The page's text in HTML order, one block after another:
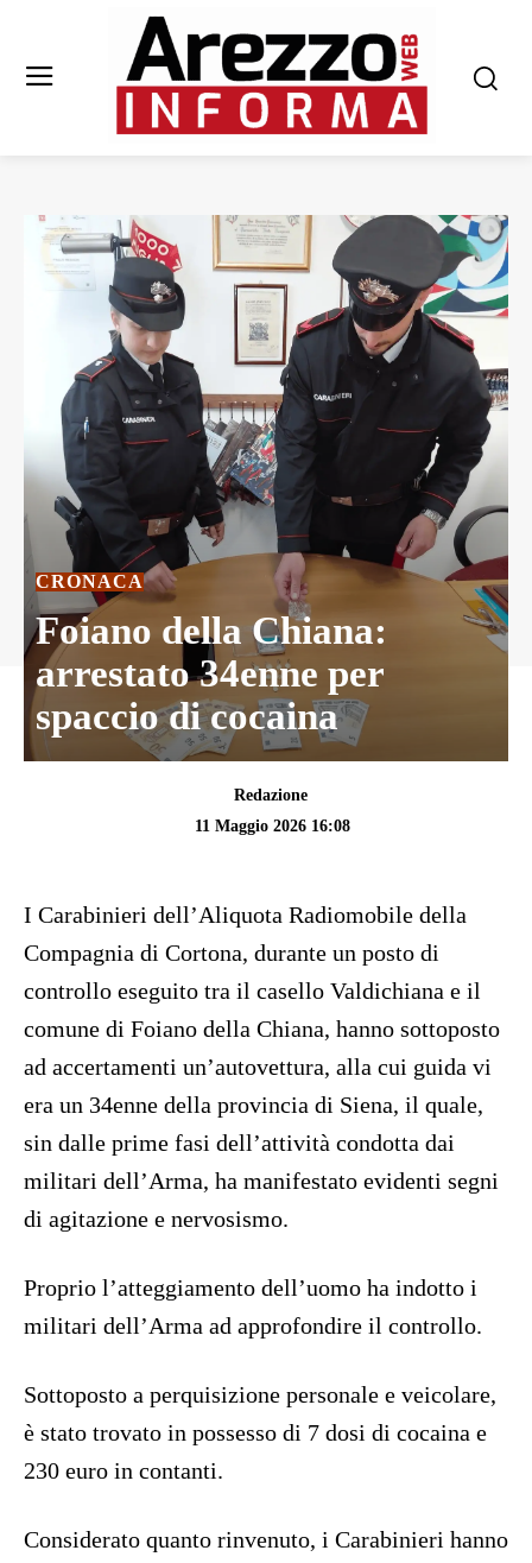
CRONACA
Foiano della Chiana:
arrestato 34enne per
spaccio di cocaina
Redazione
11 Maggio 2026 16:08
I Carabinieri dell’Aliquota Radiomobile della
Compagnia di Cortona, durante un posto di
controllo eseguito tra il casello Valdichiana e il
comune di Foiano della Chiana, hanno sottoposto
ad accertamenti un’autovettura, alla cui guida vi
era un 34enne della provincia di Siena, il quale,
sin dalle prime fasi dell’attività condotta dai
militari dell’Arma, ha manifestato evidenti segni
di agitazione e nervosismo.
Proprio l’atteggiamento dell’uomo ha indotto i
militari dell’Arma ad approfondire il controllo.
Sottoposto a perquisizione personale e veicolare,
è stato trovato in possesso di 7 dosi di cocaina e
230 euro in contanti.
Considerato quanto rinvenuto, i Carabinieri hanno